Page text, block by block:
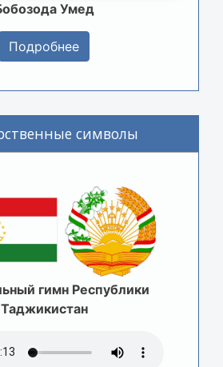
Умед
Подробнее
символы
гимн Республики
Таджикистан